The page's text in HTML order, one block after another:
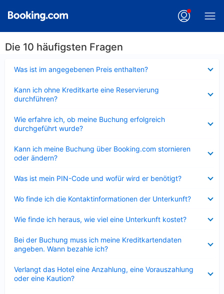
Die 10 häufigsten Fragen
Was ist im angegebenen Preis enthalten?
Kann ich ohne Kreditkarte eine Reservierung
durchführen?
Wie erfahre ich, ob meine Buchung erfolgreich
durchgeführt wurde?
Kann ich meine Buchung über Booking.com stornieren
oder ändern?
Was ist mein PIN-Code und wofür wird er benötigt?
Wo finde ich die Kontaktinformationen der Unterkunft?
Wie finde ich heraus, wie viel eine Unterkunft kostet?
Bei der Buchung muss ich meine Kreditkartendaten
angeben. Wann bezahle ich?
Verlangt das Hotel eine Anzahlung, eine Vorauszahlung
oder eine Kaution?